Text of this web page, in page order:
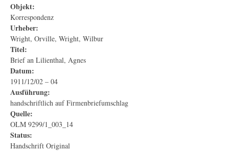
Objekt:
Korrespondenz
Urheber:
Wright, Orville, Wright, Wilbur
Titel:
Brief an Lilienthal, Agnes
Datum:
1911/12/02 – 04
Ausführung:
handschriftlich auf Firmenbriefumschlag
Quelle:
OLM 9299/1_003_14
Status:
Handschrift Original